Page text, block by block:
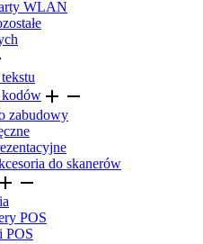
WLAN
kodów  
zabudowy
do skanerów
 
POS
POS